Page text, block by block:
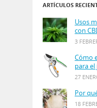
ARTÍCULOS
Usos
con
3
Cómo
para
27
Por
18